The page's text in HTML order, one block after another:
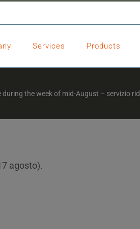
Services Products
during the week of mid-August – servizio
agosto).